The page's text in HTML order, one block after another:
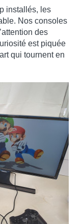
installés, les
Nos consoles
des
est piquée
qui tournent en